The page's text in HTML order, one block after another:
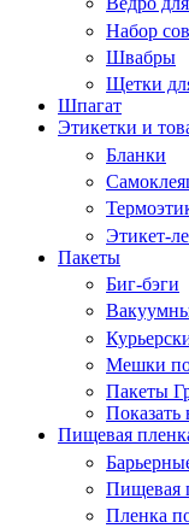
Набор
Швабры
Щетки
Шпагат
Этикетки и
Бланки
Этикет-
Пакеты
Биг-бэги
Мешки
Пакеты
Показать
Пищевая
Пищевая
Пленка